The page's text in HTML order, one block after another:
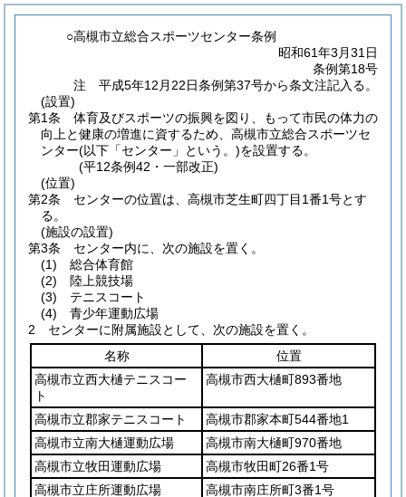
○高槻市立総合スポーツセンター条例
昭和61年3月31日
条例第18号
注 平成5年12月22日条例第37号から条文注記入る。
(設置)
第1条
体育及びスポーツの振興を図り、もって市民の体力の
向上と健康の増進に資するため、高槻市立総合スポーツセ
ンター(以下「センター」という。)を設置する。
(平12条例42・一部改正)
(位置)
第2条
センターの位置は、高槻市芝生町四丁目1番1号とす
る。
(施設の設置)
第3条
センター内に、次の施設を置く。
(1)
総合体育館
(2)
陸上競技場
(3)
テニスコート
(4)
青少年運動広場
2
センターに附属施設として、次の施設を置く。
名称
位置
高槻市立西大樋テニスコー
ト
高槻市西大樋町893番地
高槻市立郡家テニスコート
高槻市郡家本町544番地1
高槻市立南大樋運動広場
高槻市南大樋町970番地
高槻市立牧田運動広場
高槻市牧田町26番1号
高槻市立庄所運動広場
高槻市南庄所町3番1号